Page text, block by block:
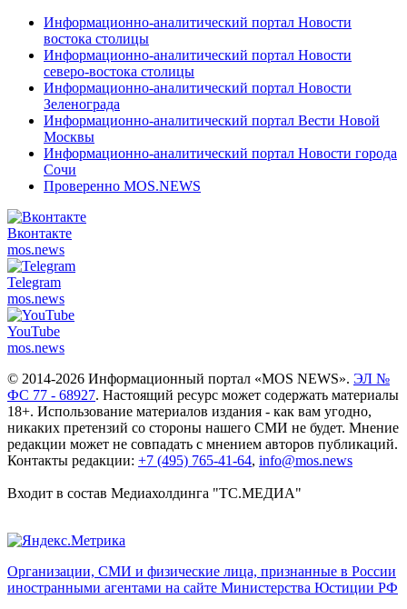
Информационно-аналитический портал Новости
востока столицы
Информационно-аналитический портал Новости
северо-востока столицы
Информационно-аналитический портал Новости
Зеленограда
Информационно-аналитический портал Вести Новой
Москвы
Информационно-аналитический портал Новости города
Сочи
Проверенно MOS.NEWS
Вконтакте
mos.news
Telegram
mos.news
YouTube
mos.news
© 2014-2026 Информационный портал «MOS NEWS». ЭЛ №
ФС 77 - 68927. Настоящий ресурс может содержать материалы
18+. Использование материалов издания - как вам угодно,
никаких претензий со стороны нашего СМИ не будет. Мнение
редакции может не совпадать с мнением авторов публикаций.
Контакты редакции: +7 (495) 765-41-64, info@mos.news
Входит в состав Медиахолдинга "ТС.МЕДИА"
Организации, СМИ и физические лица, признанные в России
иностранными агентами на сайте Министерства Юстиции РФ